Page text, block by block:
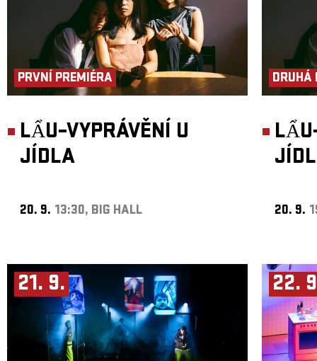
PRVNÍ PREMIÉRA
LẨU–VYPRÁVĚNÍ U
JÍDLA
20. 9. 13:30, BIG HALL
DRUHÁ
20. 9.
21. 9. 22.